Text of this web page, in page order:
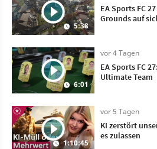
5:38
EA Sports FC
Grounds auf
6:01
vor 4 Tagen
EA Sports FC
Ultimate Team
1:10:45
vor 5 Tagen
KI zerstört
es zulassen